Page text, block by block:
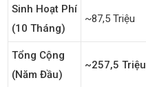
Sinh Hoạt Phí
(10 Tháng)
~87,5 Triệu
Tổng Cộng
(năm Đầu)
~257,5 Triệu